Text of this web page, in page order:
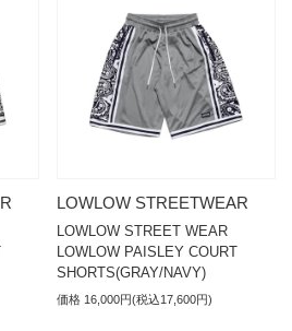
LOWLOW STREETWEAR
LOWLOW STREET WEAR
LOWLOW PAISLEY COURT
SHORTS(GRAY/NAVY)
価格 16,000円(税込17,600円)